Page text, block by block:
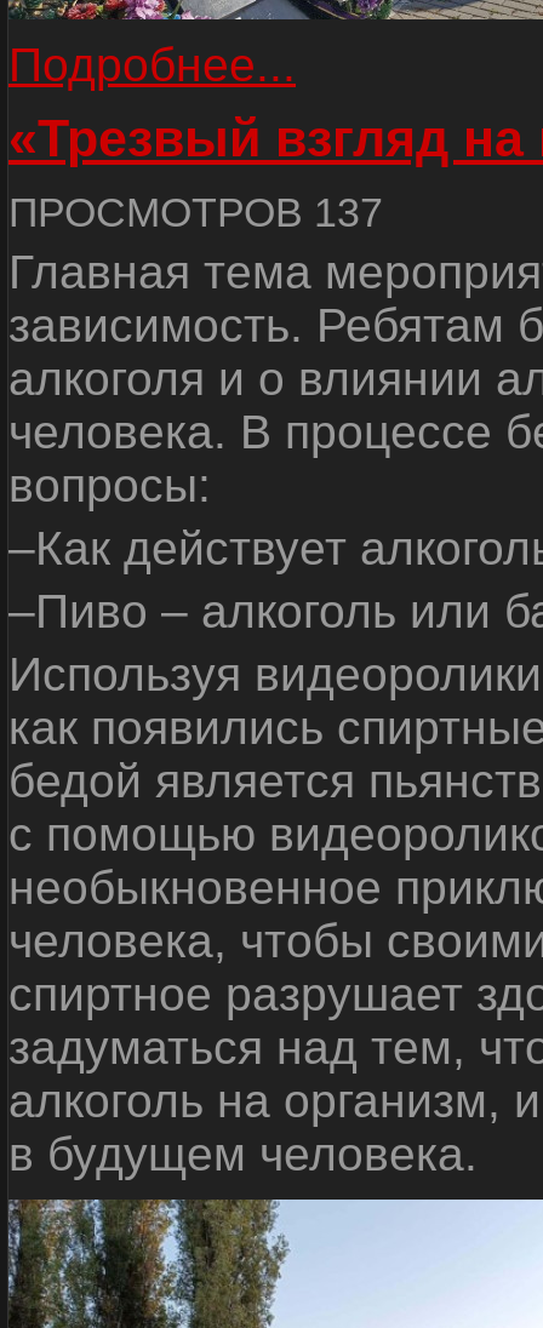
Подробнее...
«Трезвый взгляд на
ПРОСМОТРОВ 137
Главная тема
зависимость. Ребятам
алкоголя и о влиянии
человека. В процессе
вопросы:
–Как действует
–Пиво – алкоголь или
Используя
как появились
бедой является
с помощью
необыкновенное
человека, чтобы
спиртное разрушает
задуматься над тем,
алкоголь на организм,
в будущем человека.